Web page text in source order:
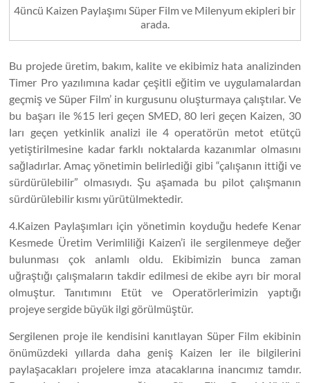
4üncü Kaizen Paylaşımı Süper Film ve Milenyum ekipleri bir
arada.
Bu projede üretim, bakım, kalite ve ekibimiz hata analizinden
Timer Pro yazılımına kadar çeşitli eğitim ve uygulamalardan
geçmiş ve Süper Film’ in kurgusunu oluşturmaya çalıştılar. Ve
bu başarı ile %15 leri geçen SMED, 80 leri geçen Kaizen, 30
ları geçen yetkinlik analizi ile 4 operatörün metot etütçü
yetiştirilmesine kadar farklı noktalarda kazanımlar olmasını
sağladırlar. Amaç yönetimin belirlediği gibi “çalışanın ittiği ve
sürdürülebilir” olmasıydı. Şu aşamada bu pilot çalışmanın
sürdürülebilir kısmı yürütülmektedir.
4.Kaizen Paylaşımları için yönetimin koyduğu hedefe Kenar
Kesmede Üretim Verimliliği Kaizen’i ile sergilenmeye değer
bulunması çok anlamlı oldu. Ekibimizin bunca zaman
uğraştığı çalışmaların takdir edilmesi de ekibe ayrı bir moral
olmuştur. Tanıtımını Etüt ve Operatörlerimizin yaptığı
projeye sergide büyük ilgi görülmüştür.
Sergilenen proje ile kendisini kanıtlayan Süper Film ekibinin
önümüzdeki yıllarda daha geniş Kaizen ler ile bilgilerini
paylaşacakları projelere imza atacaklarına inancımız tamdır.